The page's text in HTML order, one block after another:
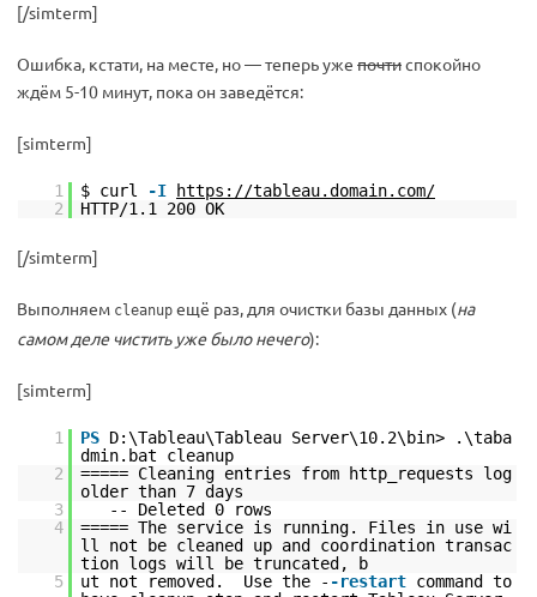
[/simterm]
Ошибка, кстати, на месте, но — теперь уже почтиспокойно
ждём 5-10 минут, пока он заведётся:
[simterm]
1 $ curl -I
https://tableau.domain.com/
2
HTTP/1.1 200 OK
[/simterm]
Выполняем cleanup ещё раз, для очистки базы данных (на
самом деле чистить уже было нечего):
[simterm]
1 PS D:\Tableau\Tableau Server\10.2\bin> .\taba
dmin.bat cleanup
2
===== Cleaning entries from http_requests log
older than 7 days
3
-- Deleted 0 rows
4
===== The service is running. Files in use wi
ll not be cleaned up and coordination transac
tion logs will be truncated, b
5
ut not removed. Use the - -restart command to